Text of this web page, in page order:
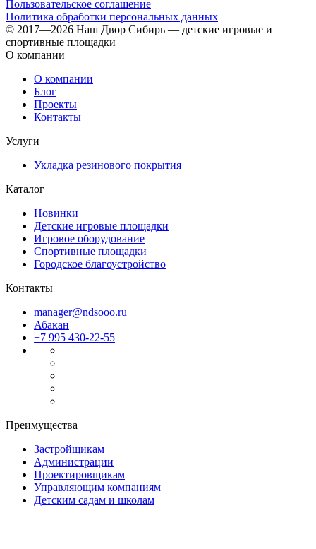
Пользовательское соглашение
Политика обработки персональных данных
© 2017—2026 Наш Двор Сибирь — детские игровые и
спортивные площадки
О компании
О компании
Блог
Проекты
Контакты
Услуги
Укладка резинового покрытия
Каталог
Новинки
Детские игровые площадки
Игровое оборудование
Спортивные площадки
Городское благоустройство
Контакты
manager@ndsooo.ru
Абакан
+7 995 430-22-55
Преимущества
Застройщикам
Администрации
Проектировщикам
Управляющим компаниям
Детским садам и школам